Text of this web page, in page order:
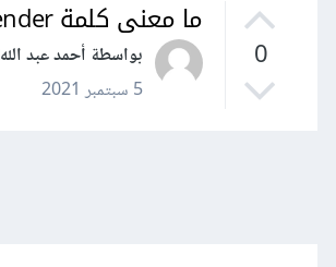
0
ما معنى كلمة render المستخدة فى ريأكت و ريأكت ناتيف ؟
بواسطة أحمد عبد الله2
5 سبتمبر 2021